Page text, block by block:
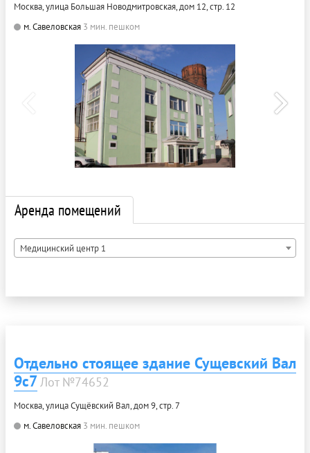
Москва, улица Большая Новодмитровская, дом 12, стр. 12
м. Савеловская 3 мин. пешком
Аренда помещений
Медицинский центр 1
Отдельно стоящее здание Сущевский Вал
9с7Лот №74652
Москва, улица Сущёвский Вал, дом 9, стр. 7
м. Савеловская 3 мин. пешком